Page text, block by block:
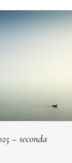
– seconda